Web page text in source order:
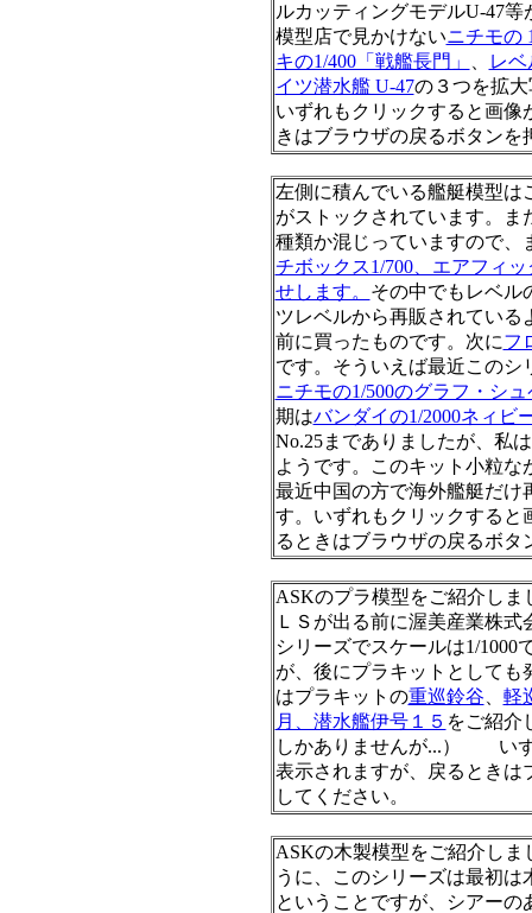
ルカッティングモデルU-47
模型店で見かけないニチモの
キの1/400「戦艦長門」
レ
イツ潜水艦 U-47の３つを拡
いずれもクリックすると画像
きはブラウザの戻るボタンを
左側に積んでいる艦艇模型は
がストックされています。ま
種類か混じっていますので、
チボックス1/700、エアフィ
せします。 その中でもレベル
ツレベルから再販されている
前に買ったものです。次にフ
です。そういえば最近このシ
ニチモの1/500のグラフ・シュ
期はバンダイの1/2000ネィビ
No.25までありましたが、私
ようです。このキット小粒な
最近中国の方で海外艦艇だけ
す。いずれもクリックすると
るときはブラウザの戻るボタ
ASKのプラ模型をご紹介しま
ＬＳが出る前に渥美産業株
シリーズでスケールは1/1000
が、後にプラキットとしても
はプラキットの重巡鈴谷
軽
月、潜水艦伊号１５ をご紹介
しかありませんが...） いず
表示されますが、戻るときは
してください。
ASKの木製模型をご紹介しま
うに、このシリーズは最初
ということですが、シアーの